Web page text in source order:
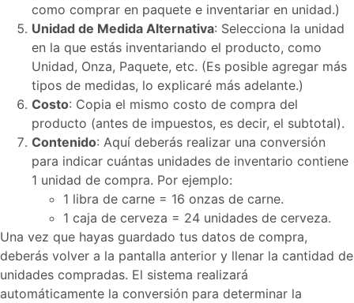
como comprar en paquete e inventariar en unidad.)
Unidad de Medida Alternativa: Selecciona la unidad
en la que estás inventariando el producto, como
Unidad, Onza, Paquete, etc. (Es posible agregar más
tipos de medidas, lo explicaré más adelante.)
Costo: Copia el mismo costo de compra del
producto (antes de impuestos, es decir, el subtotal).
Contenido: Aquí deberás realizar una conversión
para indicar cuántas unidades de inventario contiene
1 unidad de compra. Por ejemplo:
1 libra de carne = 16 onzas de carne.
1 caja de cerveza = 24 unidades de cerveza.
Una vez que hayas guardado tus datos de compra,
deberás volver a la pantalla anterior y llenar la cantidad de
unidades compradas. El sistema realizará
automáticamente la conversión para determinar la